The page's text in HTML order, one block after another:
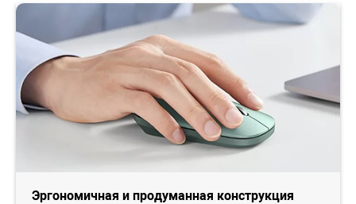
Эргономичная и продуманная конструкция